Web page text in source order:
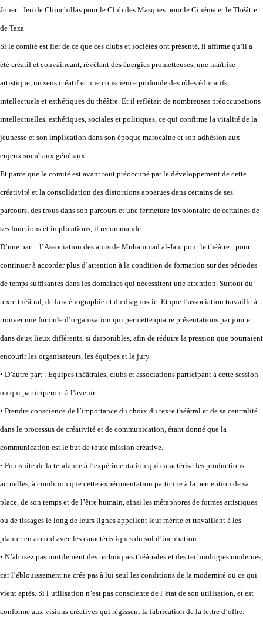
Jouer : Jeu de Chinchillas pour le Club des Masques pour le Cinéma et le Théâtre
de Taza
Si le comité est fier de ce que ces clubs et sociétés ont présenté, il affirme qu’il a
été créatif et convaincant, révélant des énergies prometteuses, une maîtrise
artistique, un sens créatif et une conscience profonde des rôles éducatifs,
intellectuels et esthétiques du théâtre. Et il reflétait de nombreuses préoccupations
intellectuelles, esthétiques, sociales et politiques, ce qui confirme la vitalité de la
jeunesse et son implication dans son époque marocaine et son adhésion aux
enjeux sociétaux généraux.
Et parce que le comité est avant tout préoccupé par le développement de cette
créativité et la consolidation des distorsions apparues dans certains de ses
parcours, des trous dans son parcours et une fermeture involontaire de certaines de
ses fonctions et implications, il recommande :
D’une part : l’Association des amis de Muhammad al-Jam pour le théâtre : pour
continuer à accorder plus d’attention à la condition de formation sur des périodes
de temps suffisantes dans les domaines qui nécessitent une attention. Surtout du
texte théâtral, de la scénographie et du diagnostic. Et que l’association travaille à
trouver une formule d’organisation qui permette quatre présentations par jour et
dans deux lieux différents, si disponibles, afin de réduire la pression que pourraient
encourir les organisateurs, les équipes et le jury.
• D’autre part : Equipes théâtrales, clubs et associations participant à cette session
ou qui participeront à l’avenir :
• Prendre conscience de l’importance du choix du texte théâtral et de sa centralité
dans le processus de créativité et de communication, étant donné que la
communication est le but de toute mission créative.
• Poursuite de la tendance à l’expérimentation qui caractérise les productions
actuelles, à condition que cette expérimentation participe à la perception de sa
place, de son temps et de l’être humain, ainsi les métaphores de formes artistiques
ou de tissages le long de leurs lignes appellent leur mérite et travaillent à les
planter en accord avec les caractéristiques du sol d’incubation.
• N’abusez pas inutilement des techniques théâtrales et des technologies modernes,
car l’éblouissement ne crée pas à lui seul les conditions de la modernité ou ce qui
vient après. Si l’utilisation n’est pas consciente de l’état de son utilisation, et est
conforme aux visions créatives qui régissent la fabrication de la lettre d’offre.